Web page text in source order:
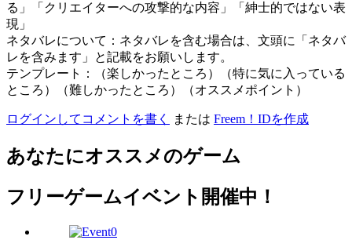
る」「クリエイターへの攻撃的な内容」「紳士的ではない表
現」
ネタバレについて：ネタバレを含む場合は、文頭に「ネタバ
レを含みます」と記載をお願いします。
テンプレート：（楽しかったところ）（特に気に入っている
ところ）（難しかったところ）（オススメポイント）
ログインしてコメントを書く または Freem！IDを作成
あなたにオススメのゲーム
フリーゲームイベント開催中！